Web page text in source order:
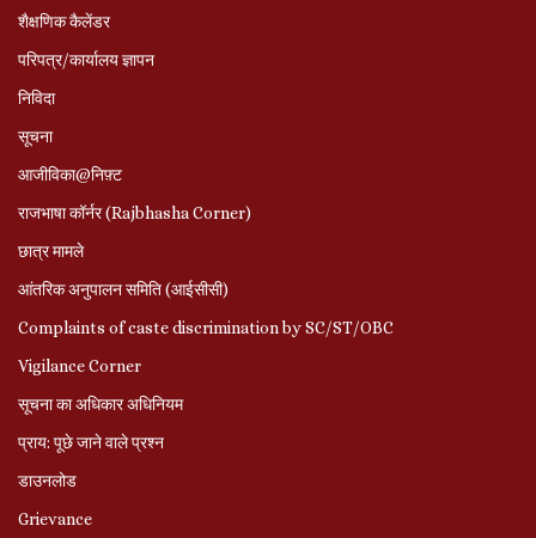
शैक्षणिक कैलेंडर
परिपत्र/कार्यालय ज्ञापन
निविदा
सूचना
आजीविका@निफ़्ट
राजभाषा कॉर्नर (Rajbhasha Corner)
छात्र मामले
आंतरिक अनुपालन समिति (आईसीसी)
Complaints of caste discrimination by SC/ST/OBC
Vigilance Corner
सूचना का अधिकार अधिनियम
प्राय: पूछे जाने वाले प्रश्‍न
डाउनलोड
Grievance